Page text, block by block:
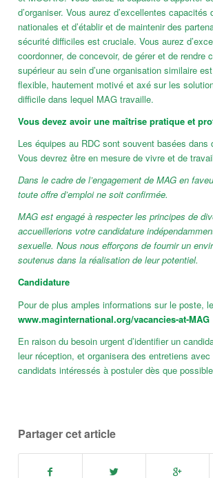
d’organiser. Vous aurez d’excellentes
nationales et d’établir et de maintenir des
sécurité difficiles est cruciale. Vous aurez
coordonner, de concevoir, de gérer et de
supérieur au sein d’une organisation similaire
flexible, hautement motivé et axé sur les
difficile dans lequel MAG travaille.
Vous devez avoir une maîtrise pratique et
Les équipes au RDC sont souvent basées
Vous devrez être en mesure de vivre et de
Dans le cadre de l’engagement de MAG en
toute offre d’emploi ne soit confirmée.
MAG est engagé à respecter les principes de
accueillerions votre candidature
sexuelle. Nous nous efforçons de fournir un
soutenus dans la réalisation de leur potentiel.
Candidature
Pour de plus amples informations sur le poste,
www.maginternational.org/vacancies-at-MAG
En raison du besoin urgent d’identifier un
leur réception, et organisera des entretiens
candidats intéressés à postuler dès que
Partager cet article